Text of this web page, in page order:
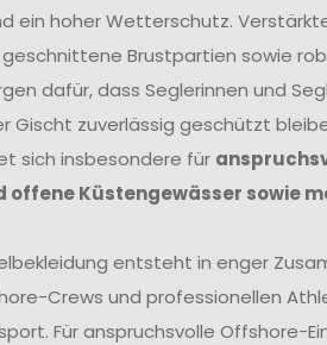
ein hoher Wetterschutz.
Brustpartien sowie
dafür, dass Seglerinnen und
Gischt zuverlässig geschützt
sich insbesondere für
offene Küstengewässer sowie
entsteht in enger
Crews und professionellen
Für anspruchsvolle Offshore-